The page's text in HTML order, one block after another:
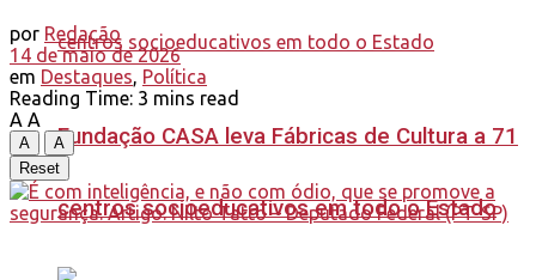
Fundação CASA leva Fábricas de Cultura a 71
centros socioeducativos em todo o Estado
por Redação
14 de maio de 2026
em Destaques, Política
Reading Time: 3 mins read
A A
A
A
Reset